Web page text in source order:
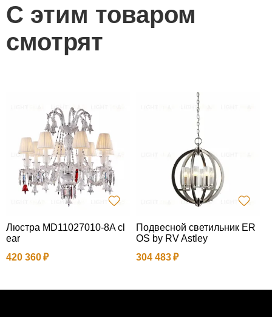
С этим товаром
смотрят
Люстра MD11027010-8A cl
ear
420 360
Подвесной светильник ER
OS by RV Astley
304 483